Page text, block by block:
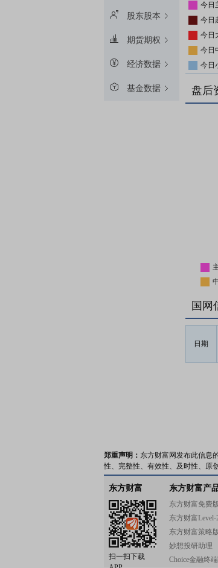
股东股本
期货期权
经济数据
基金数据
今日
今日
今日
今日
今日
盘后
国网
日期
郑重声明： 东方财富网发布此信息
性、完整性、有效性、及时性、原
东方财富
扫一扫下载
东方财富产
东方财富免费
东方财富Level-
东方财富策略
妙想投研助理
Choice金融终端